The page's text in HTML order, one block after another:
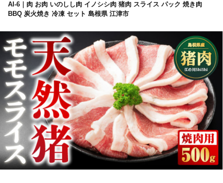
AI-6｜肉 お肉 いのしし肉 イノシシ肉 猪肉 スライス パック 焼き肉
BBQ 炭火焼き 冷凍 セット 島根県 江津市